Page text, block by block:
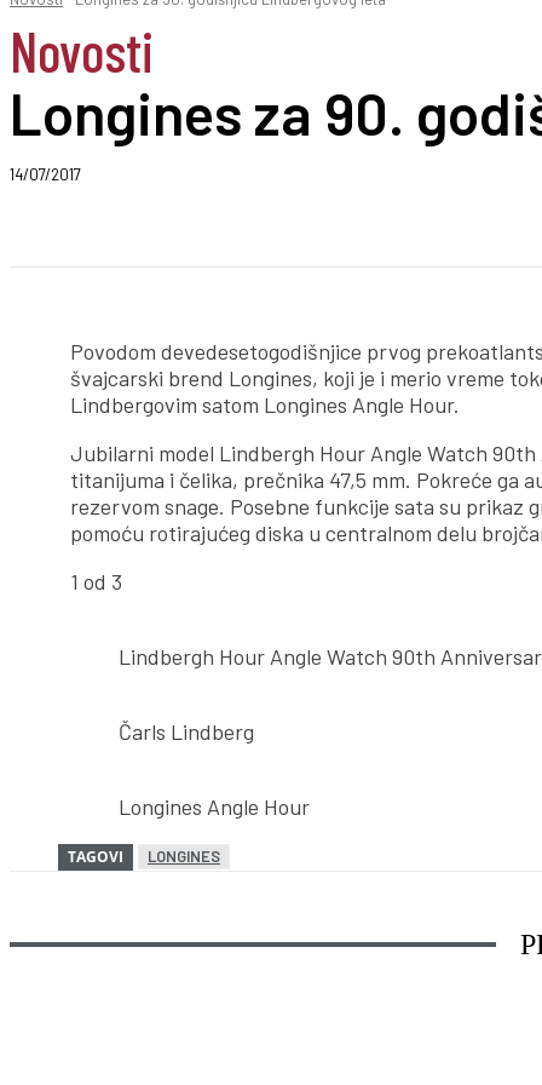
Novosti
Longines za 90.
14/07/2017
Povodom devedesetogodišnjice prvog
švajcarski brend Longines, koji je i merio vreme
Lindbergovim satom Longines Angle Hour.
Jubilarni model Lindbergh Hour Angle Watch
titanijuma i čelika, prečnika 47,5 mm. Pokreće ga
rezervom snage. Posebne funkcije sata su prikaz
pomoću rotirajućeg diska u centralnom delu
1 od 3
Lindbergh Hour Angle Watch 90th
Čarls Lindberg
Longines Angle Hour
TAGOVI LONGINES